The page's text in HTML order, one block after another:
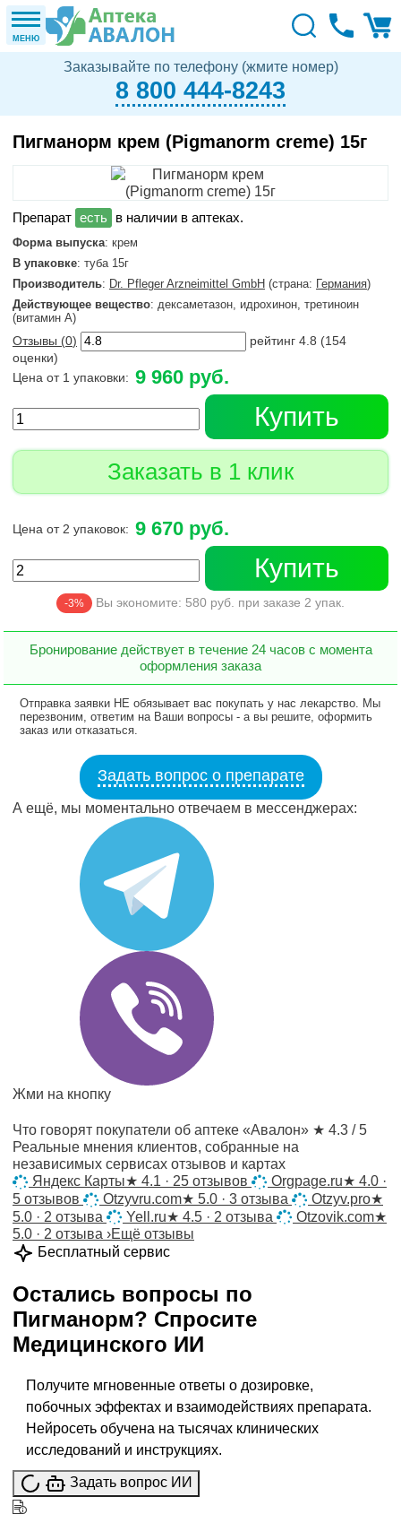
МЕНЮ
Заказывайте по телефону (жмите номер)
8 800 444-8243
Пигманорм крем (Pigmanorm creme) 15г
в наличии в аптеках.
Форма выпуска: крем
В упаковке: туба 15г
Производитель: Dr. Pfleger Arzneimittel GmbH (страна: Германия)
Действующее вещество: дексаметазон, идрохинон, третиноин
(витамин А)
Отзывы (0) рейтинг 4.8 (154
оценки)
Цена от 1 упаковки: 9 960 руб.
Купить
Заказать в 1 клик
Цена от 2 упаковок: 9 670 руб.
Купить
-3% Вы экономите: 580 руб. при заказе 2 упак.
Бронирование действует в течение 24 часов с момента
оформления заказа
Отправка заявки НЕ обязывает вас покупать у нас лекарство. Мы
перезвоним, ответим на Ваши вопросы - а вы решите, оформить
заказ или отказаться.
Задать вопрос о препарате
А ещё, мы моментально отвечаем в мессенджерах:
Жми на кнопку
Что говорят покупатели об аптеке «Авалон» ★ 4.3 / 5
Реальные мнения клиентов, собранные на
независимых сервисах отзывов и картах
Яндекс Карты★ 4.1 · 25 отзывов Orgpage.ru★ 4.0 ·
5 отзывов
Otzyvru.com★ 5.0 · 3 отзыва Otzyv.pro★
5.0 · 2 отзыва
Yell.ru★ 4.5 · 2 отзыва Otzovik.com★
5.0 · 2 отзыва ›Ещё отзывы
Бесплатный сервис
Остались вопросы по
Пигманорм? Спросите
Медицинского ИИ
Получите мгновенные ответы о дозировке,
побочных эффектах и взаимодействиях препарата.
Нейросеть обучена на тысячах клинических
исследований и инструкциях.
Задать вопрос ИИ